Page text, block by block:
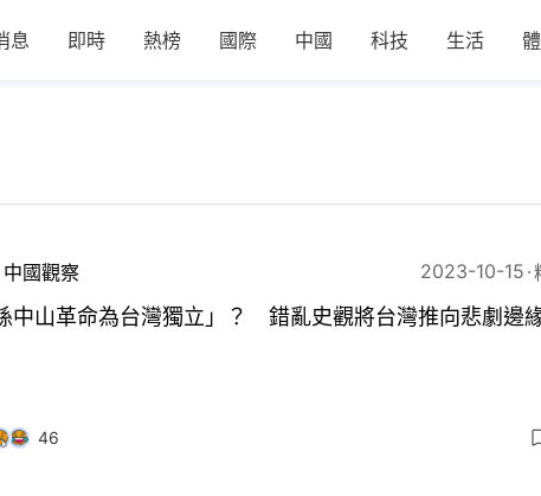
息 即時 熱榜 國際 中國 科技 生活
中國觀察 2023-10-15
中山革命為台灣獨立」？ 錯亂史觀將台灣推向悲劇邊
46